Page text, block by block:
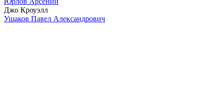
Джо Кроуэлл
Ушаков Павел Александрович